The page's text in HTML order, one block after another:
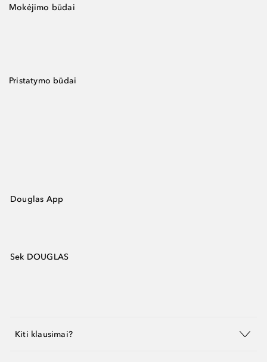
Mokėjimo būdai
Pristatymo būdai
Douglas App
Sek DOUGLAS
Kiti klausimai?